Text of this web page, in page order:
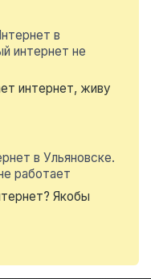
в
интернет не
интернет, живу
в Ульяновске.
работает
Якобы